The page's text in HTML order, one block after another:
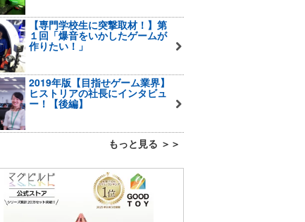
【専門学校生に突撃取材！】第
１回「爆音をいかしたゲームが
作りたい！」
2019年版【目指せゲーム業界】
ヒストリアの社長にインタビュ
ー！【後編】
もっと見る ＞＞